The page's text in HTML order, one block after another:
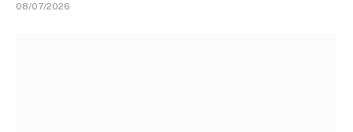
08/07/2026